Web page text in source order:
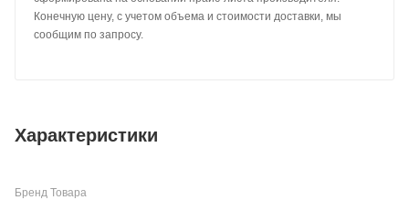
Конечную цену, с учетом объема и стоимости доставки, мы
сообщим по запросу.
Характеристики
Бренд Товара